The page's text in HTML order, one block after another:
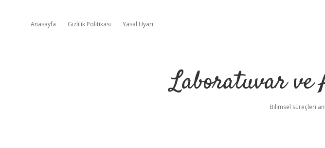
Anasayfa Gizlilik Politikası Yasal Uyarı
Laboratuvar
Bilimsel süreçleri